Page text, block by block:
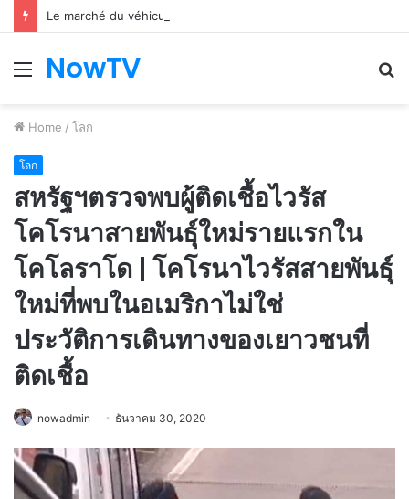
Le marché du véhicule d’occasion en plein essor
Menu
NowTV
Home / โลก
โลก
สหรัฐฯตรวจพบผู้ติดเชื้อไวรัส
โคโรนาสายพันธุ์ใหม่รายแรกใน
โคโลราโด | โคโรนาไวรัสสายพันธุ์
ใหม่ที่พบในอเมริกาไม่ใช่
ประวัติการเดินทางของเยาวชนที่
ติดเชื้อ
nowadmin ธันวาคม 30, 2020